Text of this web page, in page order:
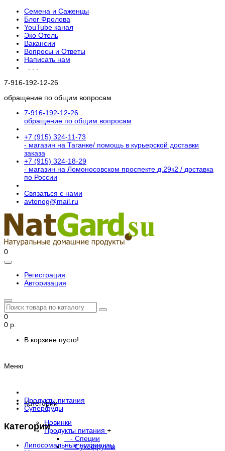
Семена и Саженцы
Блог Фролова
YouTube канал
Эко Отель
Вакансии
Вопросы и Ответы
Написать нам
7-916-192-12-26
обращение по общим вопросам
7-916-192-12-26
обращение по общим вопросам
+7 (915) 324-11-73
- магазин на Таганке/ помощь в курьерской доставки
заказа
+7 (915) 324-18-29
- магазин на Ломоносовском проспекте д.29к2 / доставка
по России
Связаться с нами
avtonog@mail.ru
0
Регистрация
Авторизация
0
0 р.
В корзине пусто!
Меню
Категории
Новинки
Продукты питания +
- Специи
- Сухофрукты
Продукты питания
Суперфуды
Категории
Липосомальные нутриенты